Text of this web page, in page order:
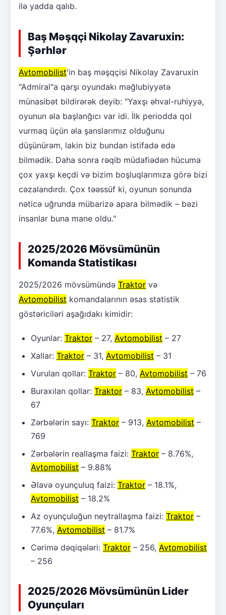
ilə yadda qalıb.
Baş Məşqçi Nikolay Zavaruxin:
Şərhlər
Avtomobilist'in baş məşqçisi Nikolay Zavaruxin
"Admiral"a qarşı oyundakı məğlubiyyətə
münasibət bildirərək deyib: "Yaxşı əhval-ruhiyyə,
oyunun əla başlanğıcı var idi. İlk periodda qol
vurmaq üçün əla şanslarımız olduğunu
düşünürəm, lakin biz bundan istifadə edə
bilmədik. Daha sonra rəqib müdafiədən hücuma
çox yaxşı keçdi və bizim boşluqlarımıza görə bizi
cəzalandırdı. Çox təəssüf ki, oyunun sonunda
nəticə uğrunda mübarizə apara bilmədik – bəzi
insanlar buna mane oldu."
2025/2026 Mövsümünün
Komanda Statistikası
2025/2026 mövsümündə Traktor və
Avtomobilist komandalarının əsas statistik
göstəriciləri aşağıdakı kimidir:
Oyunlar: Traktor – 27, Avtomobilist – 27
Xallar: Traktor – 31, Avtomobilist – 31
Vurulan qollar: Traktor – 80, Avtomobilist – 76
Buraxılan qollar: Traktor – 83, Avtomobilist –
67
Zərbələrin sayı: Traktor – 913, Avtomobilist –
769
Zərbələrin reallaşma faizi: Traktor – 8.76%,
Avtomobilist – 9.88%
Əlavə oyunçuluq faizi: Traktor – 18.1%,
Avtomobilist – 18.2%
Az oyunçuluğun neytrallaşma faizi: Traktor –
77.6%, Avtomobilist – 81.7%
Cərimə dəqiqələri: Traktor – 256, Avtomobilist
– 256
2025/2026 Mövsümünün Lider
Oyunçuları